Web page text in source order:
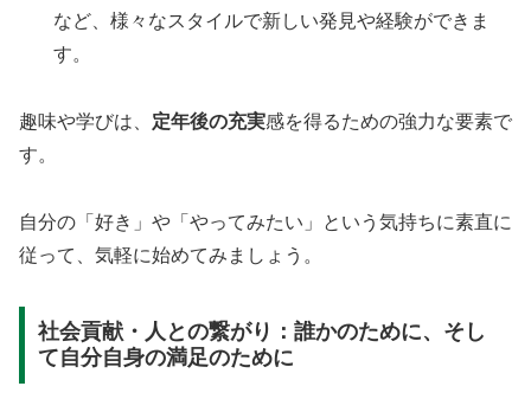
など、様々なスタイルで新しい発見や経験ができま
す。
趣味や学びは、 定年後の充実感を得るための強力な要素で
す。
自分の「好き」や「やってみたい」という気持ちに素直に
従って、気軽に始めてみましょう。
社会貢献・人との繋がり：誰かのために、そし
て自分自身の満足のために